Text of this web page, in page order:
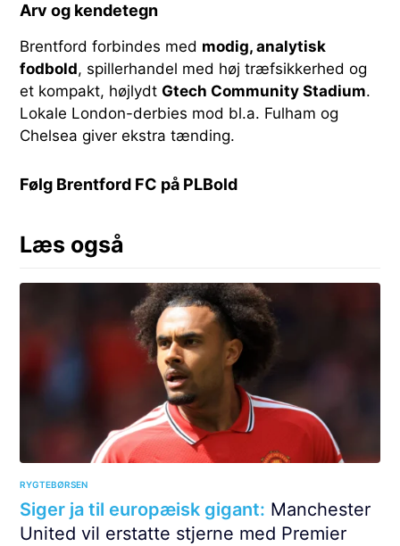
Arv og kendetegn
Brentford forbindes med modig, analytisk
fodbold, spillerhandel med høj træfsikkerhed og
et kompakt, højlydt Gtech Community Stadium.
Lokale London-derbies mod bl.a. Fulham og
Chelsea giver ekstra tænding.
Følg Brentford FC på PLBold
Læs også
RYGTEBØRSEN
Siger ja til europæisk gigant: Manchester
United vil erstatte stjerne med Premier